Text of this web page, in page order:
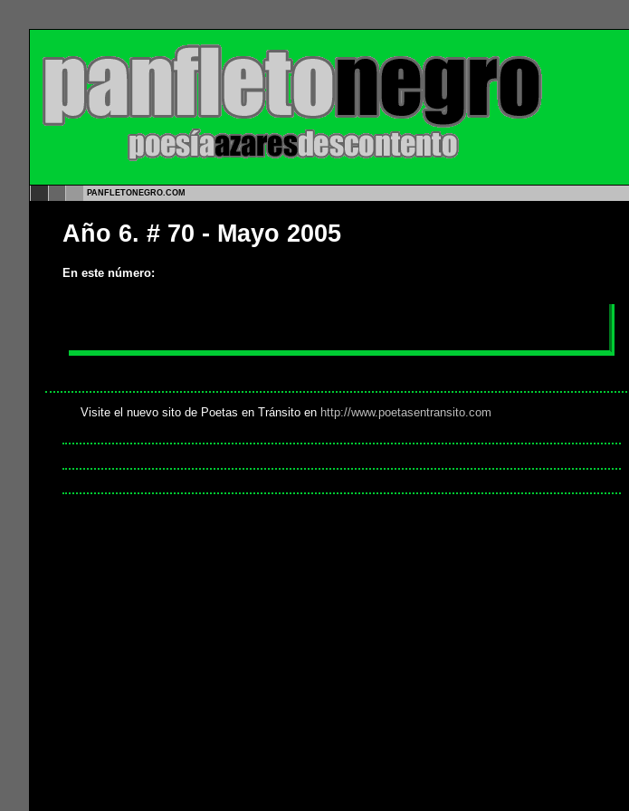
PANFLETONEGRO.COM
Año 6. # 70 - Mayo 2005
En este número:
Visite el nuevo sito de Poetas en Tránsito en http://www.poetasentransito.com